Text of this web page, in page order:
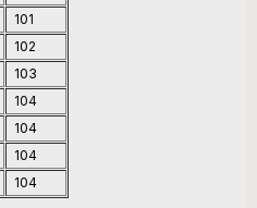
101
102
103
104
104
104
104